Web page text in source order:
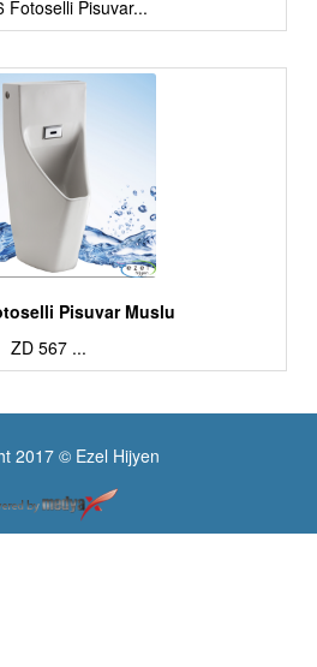
Fotoselli Pisuvar...
Pisuvar Muslu
ZD 567 ...
2017 © Ezel Hijyen